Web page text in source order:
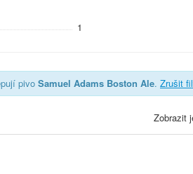
1
pivo Samuel Adams Boston Ale. Zrušit
Zobrazit